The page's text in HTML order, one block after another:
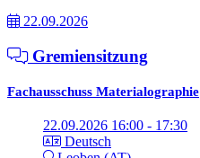
22.09.2026
Gremiensitzung
Fachausschuss Materialographie
22.09.2026 16:00 - 17:30
Deutsch